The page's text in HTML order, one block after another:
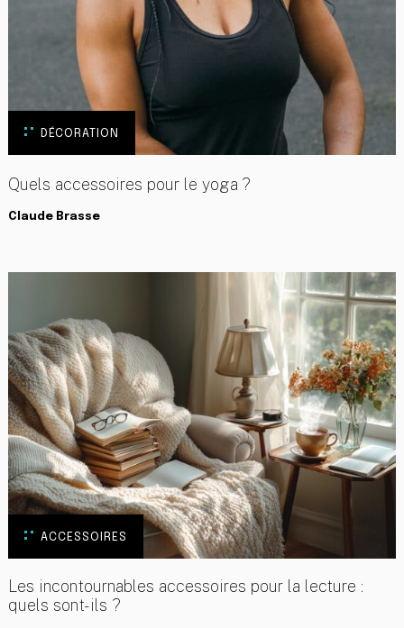
DÉCORATION
Quels accessoires pour le yoga ?
Claude Brasse
ACCESSOIRES
Les incontournables accessoires pour la lecture :
quels sont-ils ?